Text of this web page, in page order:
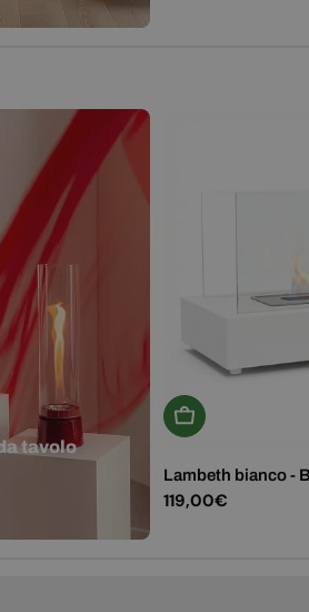
tavolo
Aggiungi Al
Lambeth bianco -
Prezzo
119,00€